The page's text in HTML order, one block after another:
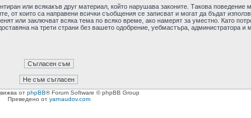
или всякакъв друг материал, който нарушава законите. Такова
от които са направени всички съобщения се записват и могат да бъдат
или заключват всяка тема по всяко време, ако намерят за уместно. Като
на трети страни без вашето одобрение, уебмастъра, администратора и
от phpBB® Forum Software © phpBB Group
Преведено от yarnaudov.com